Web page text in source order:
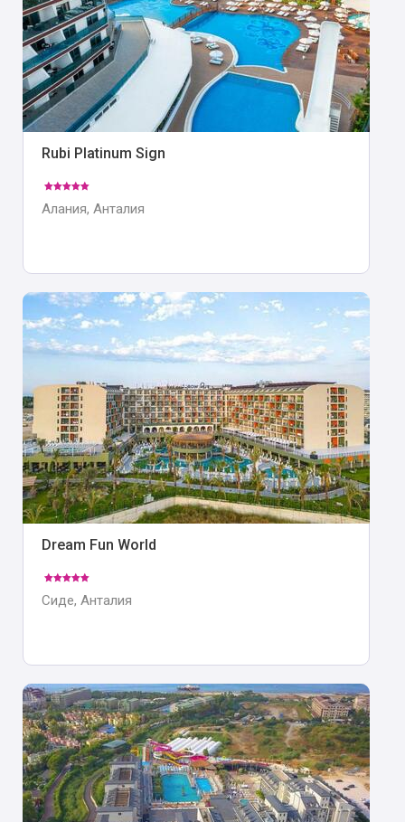
Rubi Platinum Sign
Алания, Анталия
Dream Fun World
Сиде, Анталия